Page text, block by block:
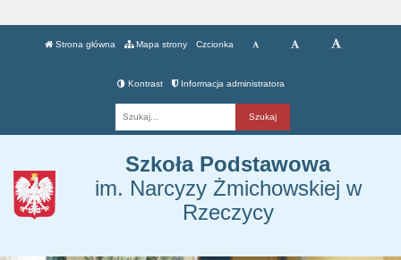
Strona główna Mapa strony Czcionka
Kontrast Informacja administratora
Szkoła Podstawowa
im. Narcyzy Żmichowskiej w
Rzeczycy